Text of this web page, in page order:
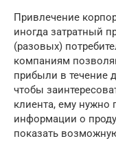
Привлечение
иногда затратный
(разовых)
компаниям
прибыли в течение
чтобы
клиента, ему нужно
информации о
показать